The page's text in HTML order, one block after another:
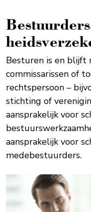
Besturen is en blijft
commissarissen of
rechtspersoon –
stichting of
aansprakelijk voor
aansprakelijk voor
medebestuurders.